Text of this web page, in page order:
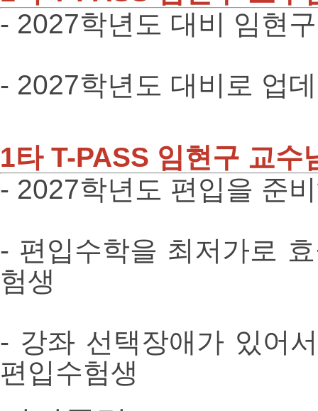
- 2027학년도 대비 임현
- 2027학년도 대비로 업
1타 T-PASS 임현구 교수
- 2027학년도 편입을 준
- 편입수학을 최저가로
험생
- 강좌 선택장애가 있어
편입수험생